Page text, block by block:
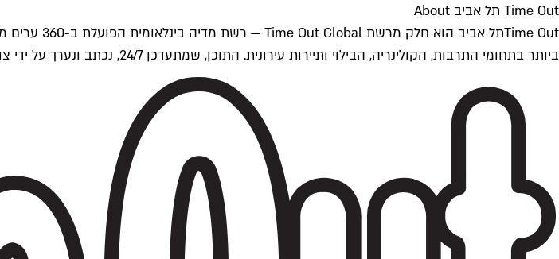
Time Out תל אביב About
ביותר בתחומי התרבות, הקולינריה, הבילוי ותיירות עירונית. התוכן, שמתעדכן 24/7, נכתב ונערך על ידי צוות עיתונאים מקצועי מקומי בישראל, בהתאם לסטנדרטים של Time Out העולמית.